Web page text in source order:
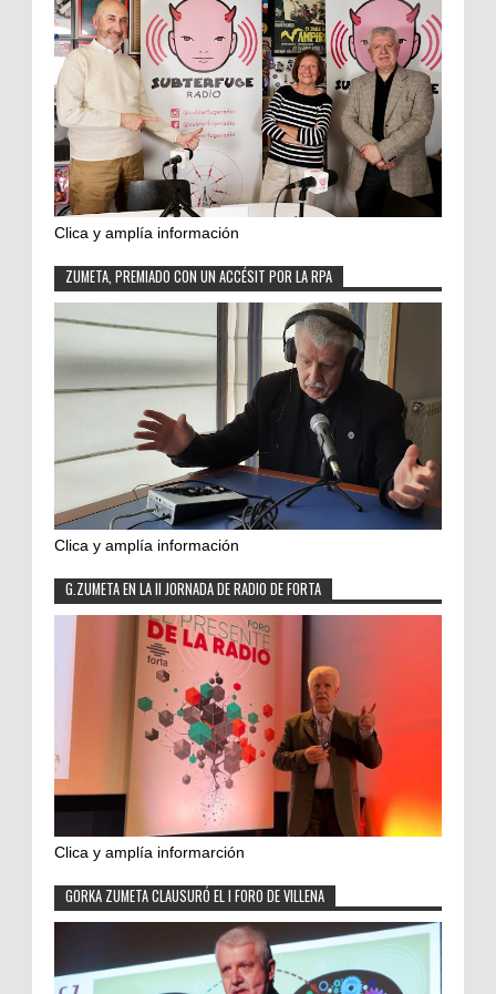
Clica y amplía información
ZUMETA, PREMIADO CON UN ACCÉSIT POR LA RPA
Clica y amplía información
G.ZUMETA EN LA II JORNADA DE RADIO DE FORTA
Clica y amplía informarción
GORKA ZUMETA CLAUSURÓ EL I FORO DE VILLENA